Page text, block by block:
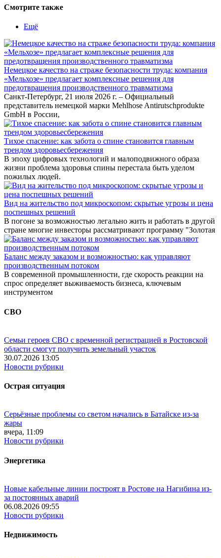
Смотрите также
Ещё
Немецкое качество на страже безопасности труда: компания
«Мельхозе» предлагает комплексные решения для
предотвращения производственного травматизма
Санкт-Петербург, 21 июля 2026 г. – Официальный
представитель немецкой марки Mehlhose Antirutschprodukte
GmbH в России,
Тихое спасение: как забота о спине становится главным
трендом здоровьесбережения
В эпоху цифровых технологий и малоподвижного образа
жизни проблема здоровья спины перестала быть уделом
пожилых людей.
Вид на жительство под микроскопом: скрытые угрозы и цена
поспешных решений
В погоне за возможностью легально жить и работать в другой
стране многие инвесторы рассматривают программу "Золотая
Баланс между заказом и возможностью: как управляют
производственным потоком
В современной промышленности, где скорость реакции на
спрос определяет выживаемость бизнеса, ключевым
инструментом
СВО
Семьи героев СВО с временной регистрацией в Ростовской
области смогут получить земельный участок
30.07.2026 13:05
Новости рубрики
Острая ситуация
Серьёзные проблемы со светом начались в Батайске из-за
жары
вчера, 11:09
Новости рубрики
Энергетика
Новые кабельные линии построят в Ростове на Нагибина из-
за постоянных аварий
06.08.2026 09:55
Новости рубрики
Недвижимость